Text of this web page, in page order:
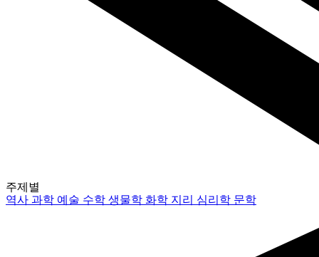
주제별
역사과학 예술 수학생물학 화학 지리 심리학 문학